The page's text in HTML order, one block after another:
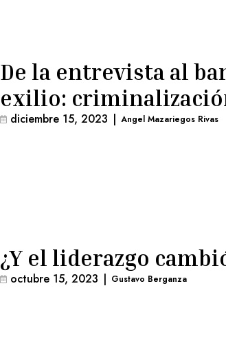
De la entrevista al
exilio:
diciembre 15, 2023 | Angel Mazariegos Rivas
¿Y el liderazgo
octubre 15, 2023 | Gustavo Berganza